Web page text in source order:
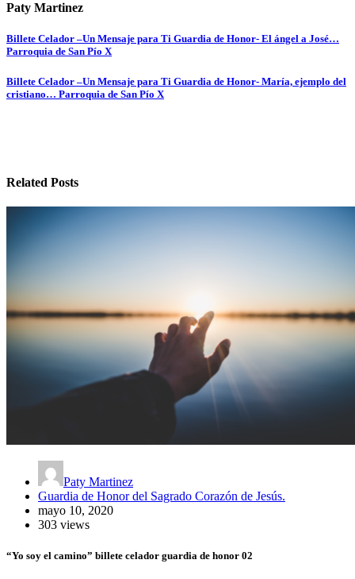
Paty Martinez
Navegación
entradas
Billete Celador –Un Mensaje para Ti Guardia de Honor- El ángel a José…
Parroquia de San Pío X
Billete Celador –Un Mensaje para Ti Guardia de Honor- María, ejemplo del
cristiano… Parroquia de San Pío X
Related Posts
Paty Martinez
Guardia de Honor del Sagrado Corazón de Jesús.
mayo 10, 2020
303 views
“Yo soy el camino” billete celador guardia de honor 02